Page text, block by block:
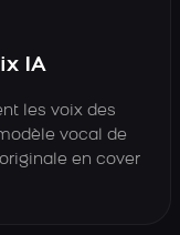
IA
les voix des
vocal de
en cover